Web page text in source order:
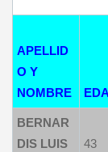
APELLID
O Y
NOMBRE
BERNAR
DIS LUIS
43